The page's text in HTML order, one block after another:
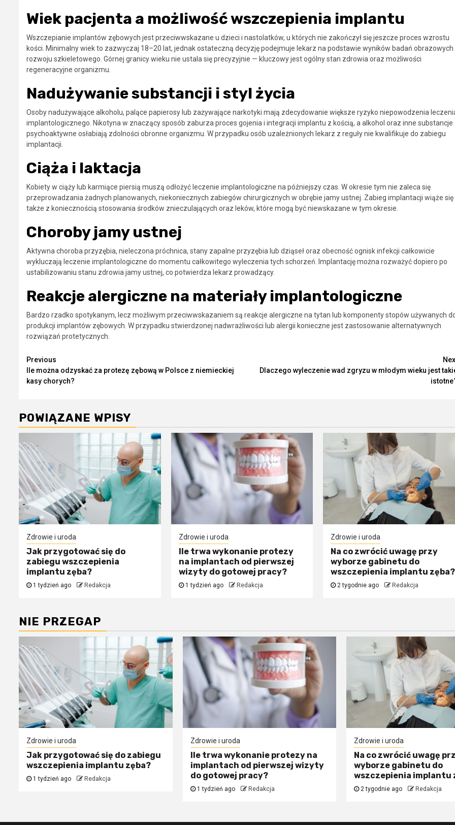
Wiek pacjenta a możliwość wszczepienia implantu
Wszczepianie implantów zębowych jest przeciwwskazane u dzieci i nastolatków, u których nie zakończył się jeszcze proces wzrostu
kości. Minimalny wiek to zazwyczaj 18–20 lat, jednak ostateczną decyzję podejmuje lekarz na podstawie wyników badań obrazowych
rozwoju szkieletowego. Górnej granicy wieku nie ustala się precyzyjnie — kluczowy jest ogólny stan zdrowia oraz możliwości
regeneracyjne organizmu.
Nadużywanie substancji i styl życia
Osoby nadużywające alkoholu, palące papierosy lub zażywające narkotyki mają zdecydowanie większe ryzyko niepowodzenia
implantologicznego. Nikotyna w znaczący sposób zaburza proces gojenia i integracji implantu z kością, a alkohol oraz inne substancje
psychoaktywne osłabiają zdolności obronne organizmu. W przypadku osób uzależnionych lekarz z reguły nie kwalifikuje do zabiegu
implantacji.
Ciąża i laktacja
Kobiety w ciąży lub karmiące piersią muszą odłożyć leczenie implantologiczne na późniejszy czas. W okresie tym nie zaleca się
przeprowadzania żadnych planowanych, niekoniecznych zabiegów chirurgicznych w obrębie jamy ustnej. Zabieg implantacji wiąże się
także z koniecznością stosowania środków znieczulających oraz leków, które mogą być niewskazane w tym okresie.
Choroby jamy ustnej
Aktywna choroba przyzębia, nieleczona próchnica, stany zapalne przyzębia lub dziąseł oraz obecność ognisk infekcji całkowicie
wykluczają leczenie implantologiczne do momentu całkowitego wyleczenia tych schorzeń. Implantację można rozważyć dopiero po
ustabilizowaniu stanu zdrowia jamy ustnej, co potwierdza lekarz prowadzący.
Reakcje alergiczne na materiały implantologiczne
Bardzo rzadko spotykanym, lecz możliwym przeciwwskazaniem są reakcje alergiczne na tytan lub komponenty stopów używanych
produkcji implantów zębowych. W przypadku stwierdzonej nadwrażliwości lub alergii konieczne jest zastosowanie alternatywnych
rozwiązań protetycznych.
Continue
Reading
Previous
Ile można odzyskać za protezę zębową w Polsce z niemieckiej
kasy chorych?
Dlaczego wyleczenie wad zgryzu w młodym wieku jest
POWIĄZANE WPISY
Zdrowie i uroda
Jak przygotować się do
zabiegu wszczepienia
implantu zęba?
1 tydzień ago Redakcja
Zdrowie i uroda
Ile trwa wykonanie protezy
na implantach od pierwszej
wizyty do gotowej pracy?
1 tydzień ago Redakcja
Zdrowie i uroda
Na co zwrócić uwagę przy
wyborze gabinetu do
wszczepienia implantu zęba?
2 tygodnie ago Redakcja
NIE PRZEGAP
Zdrowie i uroda
Jak przygotować się do zabiegu
wszczepienia implantu zęba?
1 tydzień ago Redakcja
Zdrowie i uroda
Ile trwa wykonanie protezy na
implantach od pierwszej wizyty
do gotowej pracy?
1 tydzień ago Redakcja
Zdrowie i uroda
Na co zwrócić uwagę
wyborze gabinetu do
wszczepienia implantu
2 tygodnie ago Redakcja